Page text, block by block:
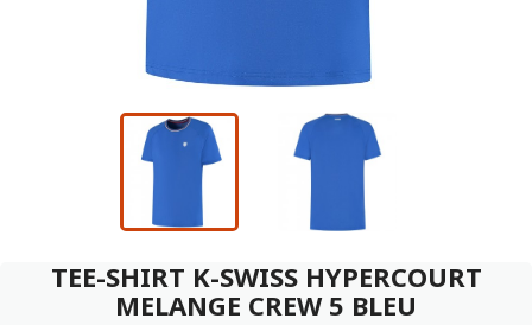
TEE-SHIRT K-SWISS HYPERCOURT
MELANGE CREW 5 BLEU